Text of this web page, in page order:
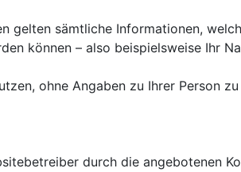
gelten sämtliche Informationen,
können – also beispielsweise Ihr
ohne Angaben zu Ihrer Person
durch die angebotenen